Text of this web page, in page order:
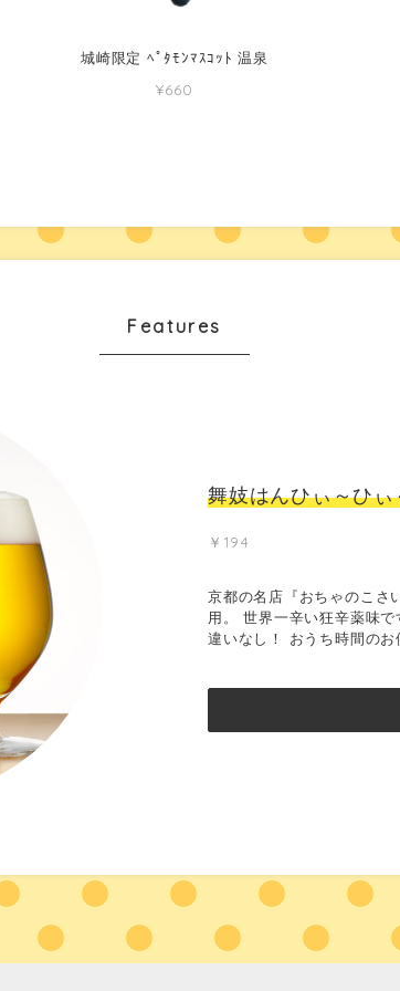
城崎限定 ﾍﾟﾀﾓﾝﾏｽｺｯﾄ 温泉
¥660
Features
舞妓はんひぃ～ひ
￥194
京都の名店『おちゃのこさ
用。 世界一辛い狂辛薬味
違いなし！ おうち時間のお